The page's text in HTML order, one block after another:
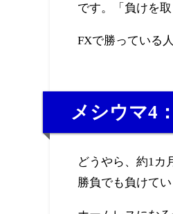
です。「負けを
FXで勝っている
メシウマ4
どうやら、約1カ
勝負でも負けてい